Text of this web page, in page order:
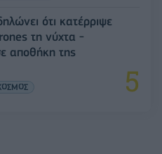
ότι κατέρριψε
τη νύχτα -
αποθήκη της